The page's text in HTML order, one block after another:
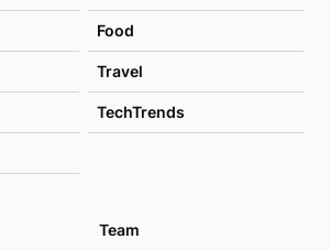
Food
Travel
TechTrends
Team